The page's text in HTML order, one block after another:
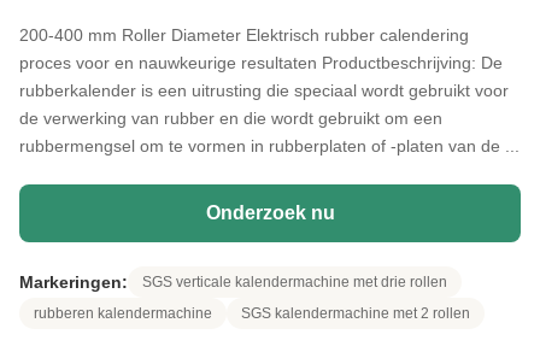
200-400 mm Roller Diameter Elektrisch rubber calendering
proces voor en nauwkeurige resultaten Productbeschrijving: De
rubberkalender is een uitrusting die speciaal wordt gebruikt voor
de verwerking van rubber en die wordt gebruikt om een
rubbermengsel om te vormen in rubberplaten of -platen van de ...
Onderzoek nu
Markeringen:
SGS verticale kalendermachine met drie rollen
rubberen kalendermachine
SGS kalendermachine met 2 rollen